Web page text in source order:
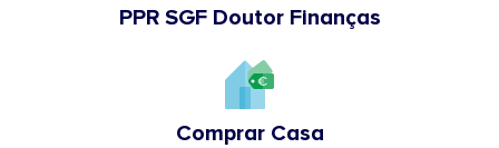
PPR SGF Doutor Finanças
Comprar Casa